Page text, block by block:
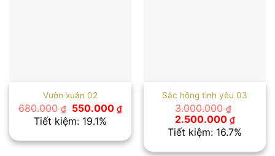
Vườn xuân 02
680.000₫
Giá
gốc
là:
550.000₫Giá
là:
550.000 ₫.
Tiết kiệm: 19.1%
Sắc hồng tình yêu 03
3.000.000₫
Giá
gốc
là:
2.500.000 ₫Giá
hiện
tại
Tiết kiệm: 16.7%